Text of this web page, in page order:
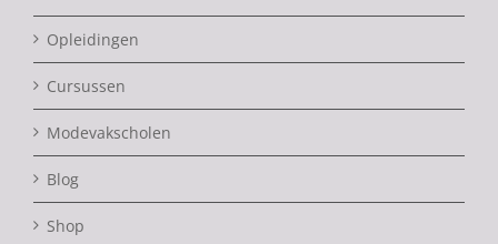
Opleidingen
Cursussen
Modevakscholen
Blog
Shop